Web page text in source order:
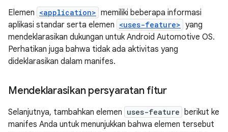
Elemen <application> memiliki beberapa informasi
aplikasi standar serta elemen <uses-feature> yang
mendeklarasikan dukungan untuk Android Automotive OS.
Perhatikan juga bahwa tidak ada aktivitas yang
dideklarasikan dalam manifes.
Mendeklarasikan persyaratan fitur
Selanjutnya, tambahkan elemen uses-feature berikut ke
manifes Anda untuk menunjukkan bahwa elemen tersebut